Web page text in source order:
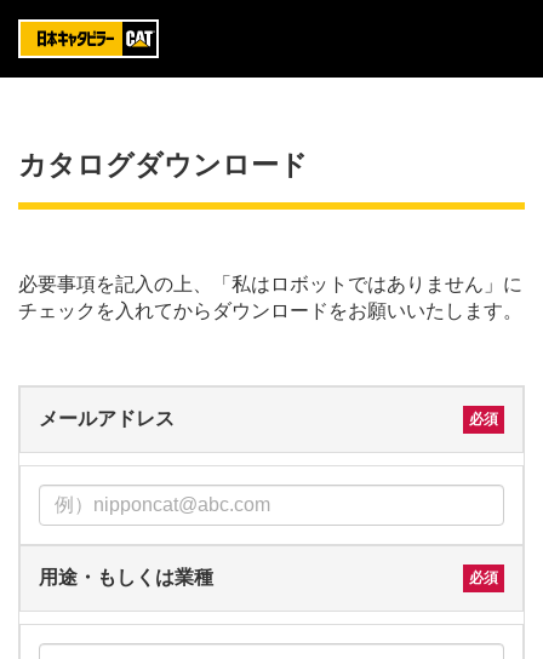
カタログダウンロード
必要事項を記入の上、「私はロボットではありません」に
チェックを入れてからダウンロードをお願いいたします。
メールアドレス
用途・もしくは業種